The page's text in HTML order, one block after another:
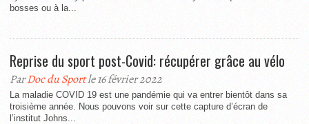
bosses ou à la...
Reprise du sport post-Covid: récupérer grâce au vélo
ParDoc du Sportle 16 février 2022
La maladie COVID 19 est une pandémie qui va entrer bientôt dans sa
troisième année. Nous pouvons voir sur cette capture d’écran de
l’institut Johns...